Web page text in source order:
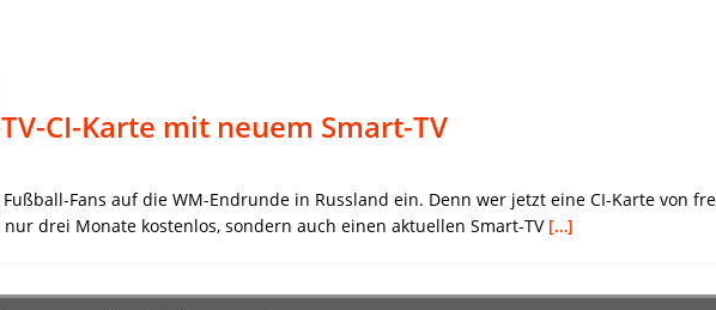
CI-Karte mit neuem Smart-TV
Fans auf die WM-Endrunde in Russland ein. Denn wer jetzt eine CI-Karte von
drei Monate kostenlos, sondern auch einen aktuellen Smart-TV […]